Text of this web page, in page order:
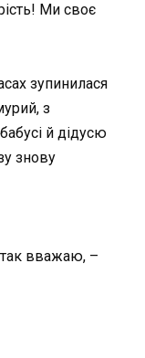
Ми своє
зупинилася
з
й дідусю
знову
так вважаю, –